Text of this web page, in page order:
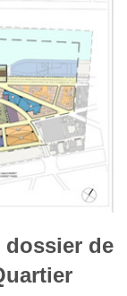
dossier de